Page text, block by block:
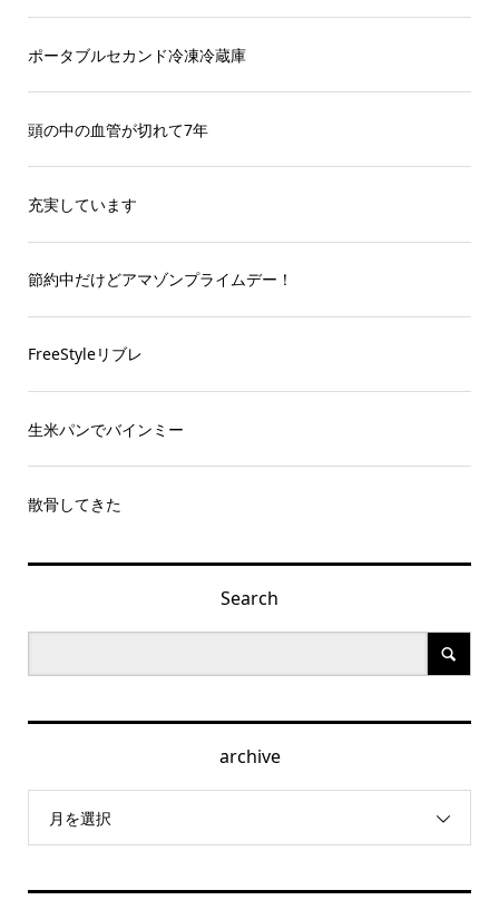
ポータブルセカンド冷凍冷蔵庫
頭の中の血管が切れて7年
充実しています
節約中だけどアマゾンプライムデー！
FreeStyleリブレ
生米パンでバインミー
散骨してきた
Search
archive
月を選択